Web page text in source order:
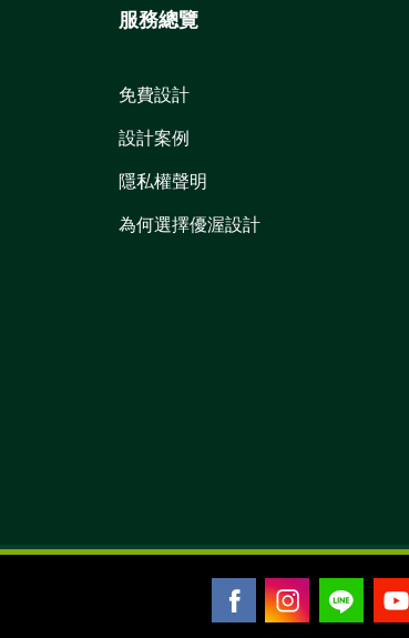
服務總覽
免費設計
設計案例
隱私權聲明
為何選擇優渥設計